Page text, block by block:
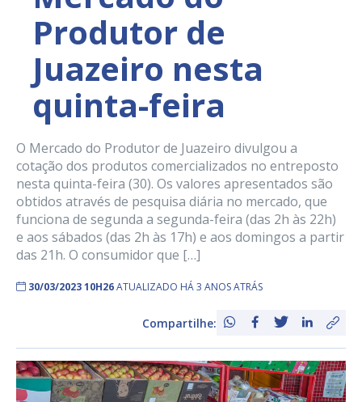
Produtor de
Juazeiro nesta
quinta-feira
O Mercado do Produtor de Juazeiro divulgou a
cotação dos produtos comercializados no entreposto
nesta quinta-feira (30). Os valores apresentados são
obtidos através de pesquisa diária no mercado, que
funciona de segunda a segunda-feira (das 2h às 22h)
e aos sábados (das 2h às 17h) e aos domingos a partir
das 21h. O consumidor que […]
30/03/2023 10H26ATUALIZADO HÁ 3 ANOS ATRÁS
Compartilhe: